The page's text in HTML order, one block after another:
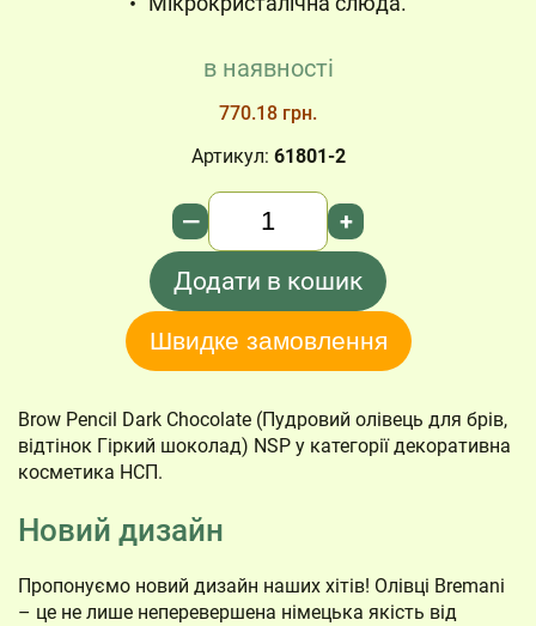
в наявності
770.18 грн.
Артикул: 61801-2
Кількість
— +
Додати в кошик
Швидке замовлення
Brow Pencil Dark Chocolate (Пудровий олівець для брів,
відтінок Гіркий шоколад) NSP у категорії декоративна
косметика НСП.
Новий дизайн
Пропонуємо новий дизайн наших хітів! Олівці Bremani
– це не лише неперевершена німецька якість від